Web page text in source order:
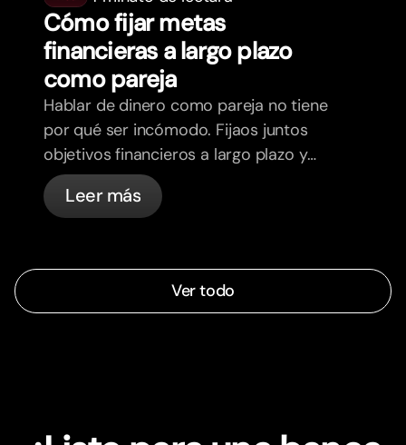
Cómo fijar metas
financieras a largo plazo
como pareja
Hablar de dinero como pareja no tiene
por qué ser incómodo. Fijaos juntos
objetivos financieros a largo plazo y
sentios más alineados.
Leer más
Ver todo